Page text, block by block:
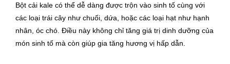
Bột cải kale có thể dễ dàng được trộn vào sinh tố cùng với
các loại trái cây như chuối, dứa, hoặc các loại hạt như hạnh
nhân, óc chó. Điều này không chỉ tăng giá trị dinh dưỡng của
món sinh tố mà còn giúp gia tăng hương vị hấp dẫn.